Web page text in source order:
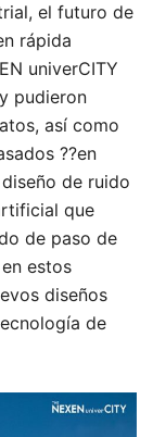
el futuro de
rápida
univerCITY
pudieron
así como
??en
de ruido
que
de paso de
estos
diseños
de